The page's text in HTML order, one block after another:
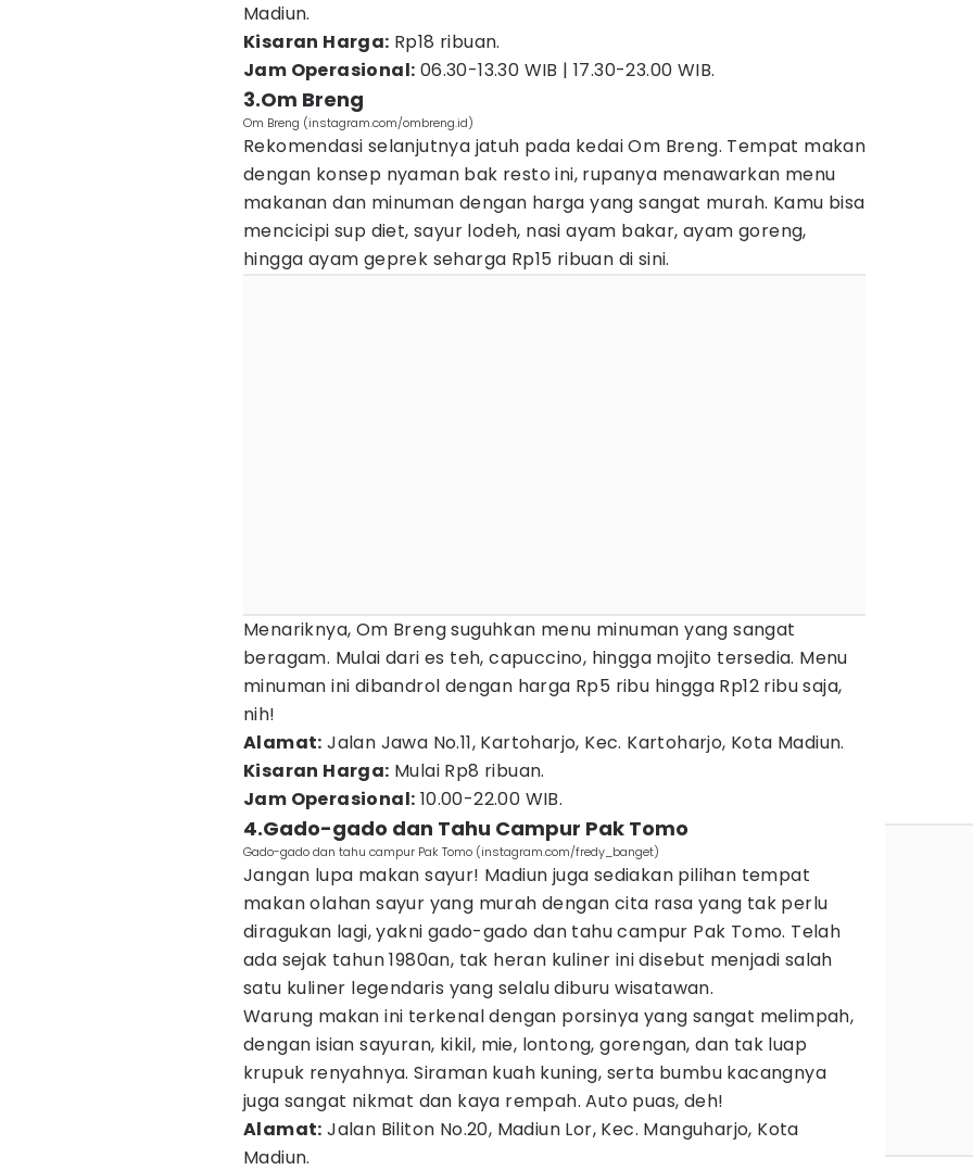
Madiun.
Kisaran Harga: Rp18 ribuan.
Jam Operasional: 06.30-13.30 WIB | 17.30-23.00 WIB.
3.Om Breng
Om Breng (instagram.com/ombreng.id)
Rekomendasi selanjutnya jatuh pada kedai Om Breng. Tempat makan
dengan konsep nyaman bak resto ini, rupanya menawarkan menu
makanan dan minuman dengan harga yang sangat murah. Kamu bisa
mencicipi sup diet, sayur lodeh, nasi ayam bakar, ayam goreng,
hingga ayam geprek seharga Rp15 ribuan di sini.
Menariknya, Om Breng suguhkan menu minuman yang sangat
beragam. Mulai dari es teh, capuccino, hingga mojito tersedia. Menu
minuman ini dibandrol dengan harga Rp5 ribu hingga Rp12 ribu saja,
nih!
Alamat: Jalan Jawa No.11, Kartoharjo, Kec. Kartoharjo, Kota Madiun.
Kisaran Harga: Mulai Rp8 ribuan.
Jam Operasional: 10.00-22.00 WIB.
4.Gado-gado dan Tahu Campur Pak Tomo
Gado-gado dan tahu campur Pak Tomo (instagram.com/fredy_banget)
Jangan lupa makan sayur! Madiun juga sediakan pilihan tempat
makan olahan sayur yang murah dengan cita rasa yang tak perlu
diragukan lagi, yakni gado-gado dan tahu campur Pak Tomo. Telah
ada sejak tahun 1980an, tak heran kuliner ini disebut menjadi salah
satu kuliner legendaris yang selalu diburu wisatawan.
Warung makan ini terkenal dengan porsinya yang sangat melimpah,
dengan isian sayuran, kikil, mie, lontong, gorengan, dan tak luap
krupuk renyahnya. Siraman kuah kuning, serta bumbu kacangnya
juga sangat nikmat dan kaya rempah. Auto puas, deh!
Alamat: Jalan Biliton No.20, Madiun Lor, Kec. Manguharjo, Kota
Madiun.